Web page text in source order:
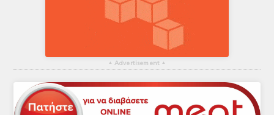
▴ Advertisement ▴